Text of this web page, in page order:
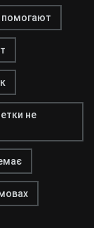
помогают
не